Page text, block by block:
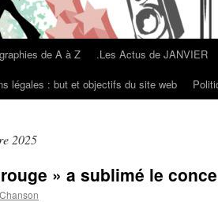
de A à Z .Les Actus de JANVIER
légales : but et objectifs du site web
2025
» a sublimé le